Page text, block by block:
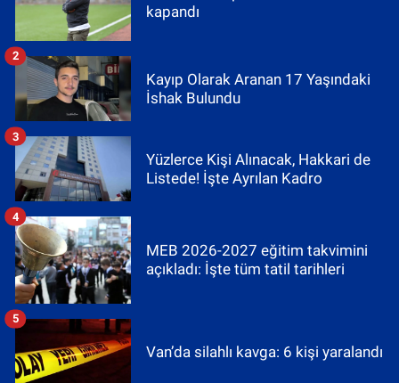
kapandı
Kayıp Olarak Aranan 17 Yaşındaki
İshak Bulundu
2
Yüzlerce Kişi Alınacak, Hakkari de
Listede! İşte Ayrılan Kadro
3
MEB 2026-2027 eğitim takvimini
açıkladı: İşte tüm tatil tarihleri
4
Van’da silahlı kavga: 6 kişi yaralandı
5